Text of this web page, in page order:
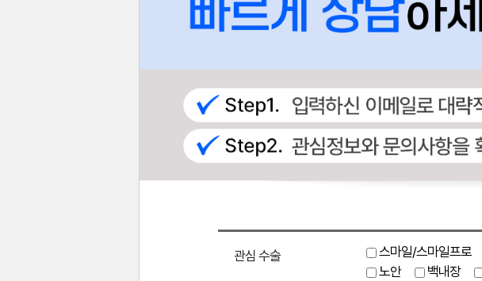
관심 수술 스마일/스마일프로
노안
백내장